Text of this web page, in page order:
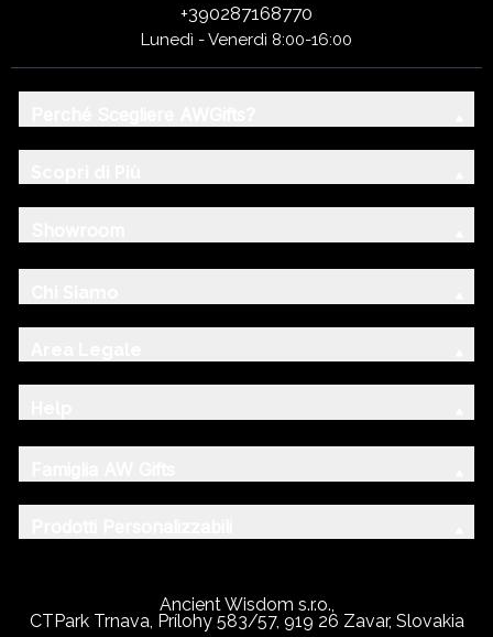
+390287168770
Lunedì - Venerdì 8:00-16:00
Ancient Wisdom s.r.o.,
CTPark Trnava, Prílohy 583/57, 919 26 Zavar, Slovakia